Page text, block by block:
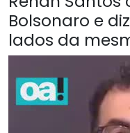
Bolsonaro e
lados da